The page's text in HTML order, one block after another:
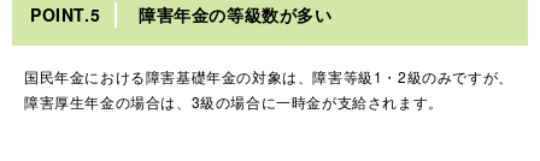
POINT.5 障害年金の等級数が多い
国民年金における障害基礎年金の対象は、障害等級1・2級のみですが、
障害厚生年金の場合は、3級の場合に一時金が支給されます。